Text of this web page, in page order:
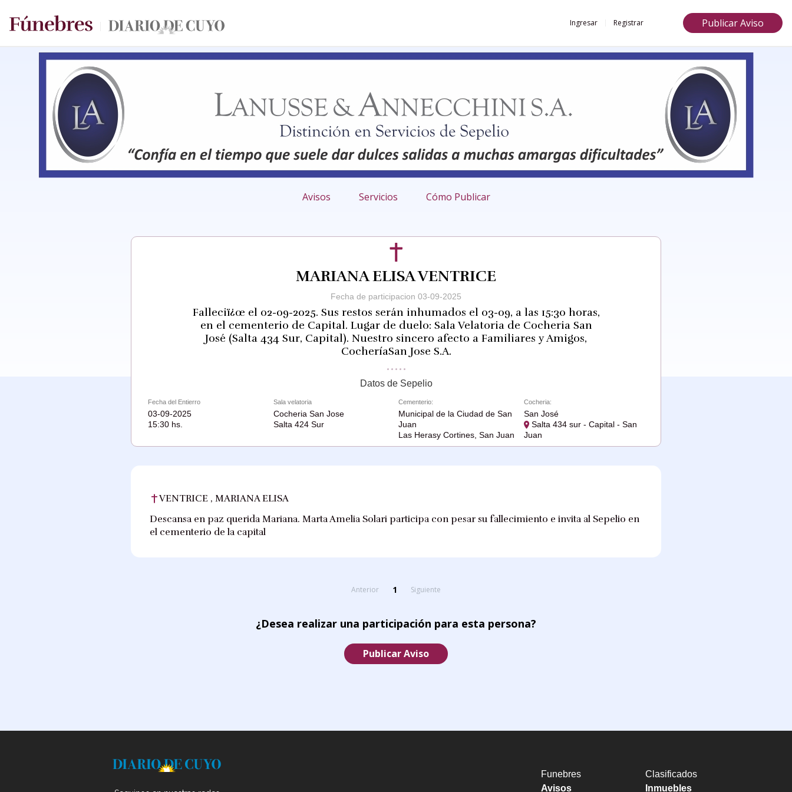
Ingresar Registrar Publicar Aviso
Avisos Servicios Cómo Publicar
MARIANA ELISA VENTRICE
Fecha de participacion 03-09-2025
Falleciï¿œ el 02-09-2025. Sus restos serán inhumados el 03-09, a las 15:30 horas,
en el cementerio de Capital. Lugar de duelo: Sala Velatoria de Cocheria San
José (Salta 434 Sur, Capital). Nuestro sincero afecto a Familiares y Amigos,
CocheríaSan Jose S.A.
Datos de Sepelio
Fecha del Entierro
03-09-2025
15:30 hs.
Sala velatoria
Cocheria San Jose
Salta 424 Sur
Cementerio:
Municipal de la Ciudad de San
Juan
Las Herasy Cortines, San Juan
Cocheria:
San José
Salta 434 sur - Capital - San
Juan
VENTRICE , MARIANA ELISA
Descansa en paz querida Mariana. Marta Amelia Solari participa con pesar su fallecimiento e invita al Sepelio en
el cementerio de la capital
Anterior 1 Siguiente
¿Desea realizar una participación para esta persona?
Publicar Aviso
Funebres
Avisos
Clasificados
Inmuebles